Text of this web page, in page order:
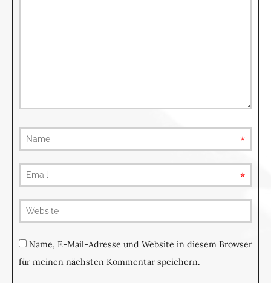
Name, E-Mail-Adresse und Website in diesem Browser
für meinen nächsten Kommentar speichern.